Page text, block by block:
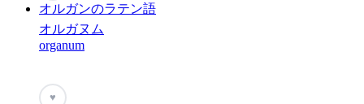
オルガンのラテン語
オルガヌム
organum
♥